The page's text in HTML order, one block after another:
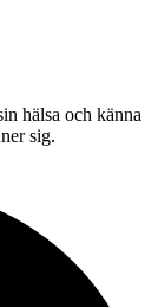
hälsa och känna
sig.